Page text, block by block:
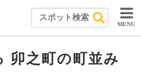
MENU
卯之町の町並み